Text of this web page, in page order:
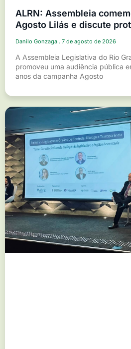
ALRN: Assembleia
Agosto Lilás e discute
Danilo Gonzaga 7 de agosto de 2026
A Assembleia Legislativa do Rio
promoveu uma audiência pública
anos da campanha Agosto